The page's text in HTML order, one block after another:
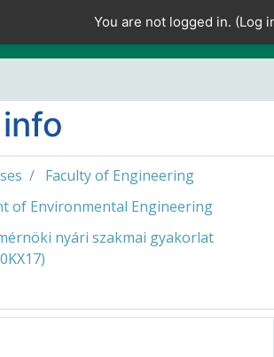
You are not logged in. (Log
Faculty of Engineering
of Environmental Engineering
nyári szakmai gyakorlat